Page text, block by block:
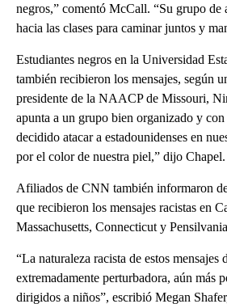
negros,” comentó McCall. “Su grupo de
hacia las clases para caminar juntos y
Estudiantes negros en la Universidad
también recibieron los mensajes, según
presidente de la NAACP de Missouri,
apunta a un grupo bien organizado y con
decidido atacar a estadounidenses en
por el color de nuestra piel,” dijo Chapel.
Afiliados de CNN también informaron
que recibieron los mensajes racistas en
Massachusetts, Connecticut y
“La naturaleza racista de estos mensajes
extremadamente perturbadora, aún más
dirigidos a niños”, escribió Megan